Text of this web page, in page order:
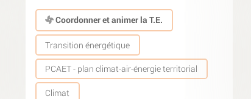
Coordonner et animer la T.E.
Transition énergétique
PCAET - plan climat-air-énergie territorial
Climat